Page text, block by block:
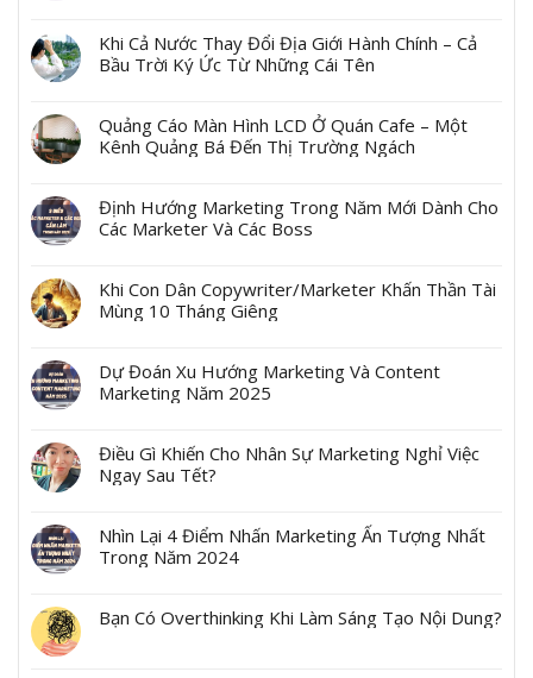
Khi Cả Nước Thay Đổi Địa Giới Hành Chính – Cả
Bầu Trời Ký Ức Từ Những Cái Tên
Quảng Cáo Màn Hình LCD Ở Quán Cafe – Một
Kênh Quảng Bá Đến Thị Trường Ngách
Định Hướng Marketing Trong Năm Mới Dành Cho
Các Marketer Và Các Boss
Khi Con Dân Copywriter/Marketer Khấn Thần Tài
Mùng 10 Tháng Giêng
Dự Đoán Xu Hướng Marketing Và Content
Marketing Năm 2025
Điều Gì Khiến Cho Nhân Sự Marketing Nghỉ Việc
Ngay Sau Tết?
Nhìn Lại 4 Điểm Nhấn Marketing Ấn Tượng Nhất
Trong Năm 2024
Bạn Có Overthinking Khi Làm Sáng Tạo Nội Dung?